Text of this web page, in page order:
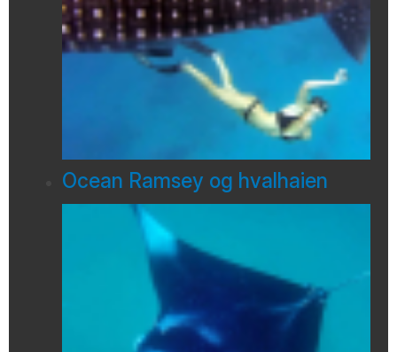
Ocean Ramsey og hvalhaien